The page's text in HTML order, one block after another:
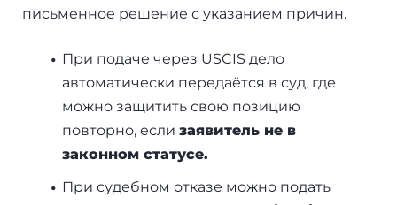
письменное решение с указанием причин.
При подаче через USCIS дело
автоматически передаётся в суд, где
можно защитить свою позицию
повторно, если заявитель не в
законном статусе.
При судебном отказе можно подать